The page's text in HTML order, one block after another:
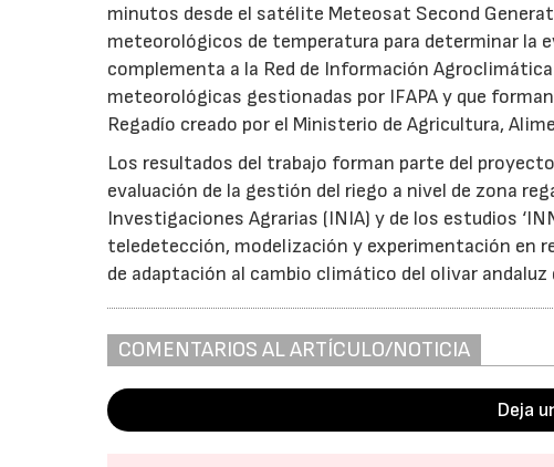
minutos desde el satélite Meteosat Second
meteorológicos de temperatura para determinar la
complementa a la Red de Información
meteorológicas gestionadas por IFAPA y que
Regadío creado por el Ministerio de Agricultura,
Los resultados del trabajo forman parte del
evaluación de la gestión del riego a nivel de zona
Investigaciones Agrarias (INIA) y de los estudios
teledetección, modelización y experimentación en
de adaptación al cambio climático del olivar andaluz
COMENTARIOS AL ARTÍCULO/NOTICIA
Deja